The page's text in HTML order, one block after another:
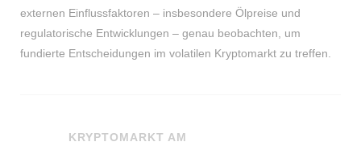
externen Einflussfaktoren – insbesondere Ölpreise und
regulatorische Entwicklungen – genau beobachten, um
fundierte Entscheidungen im volatilen Kryptomarkt zu treffen.
KRYPTOMARKT AM